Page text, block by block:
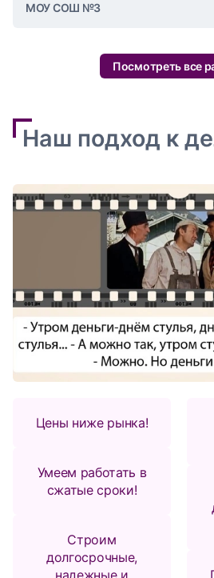
МОУ СОШ №3
Посмотреть все
Наш подход к
Цены ниже рынка!
Умеем работать в
сжатые сроки!
Строим
долгосрочные,